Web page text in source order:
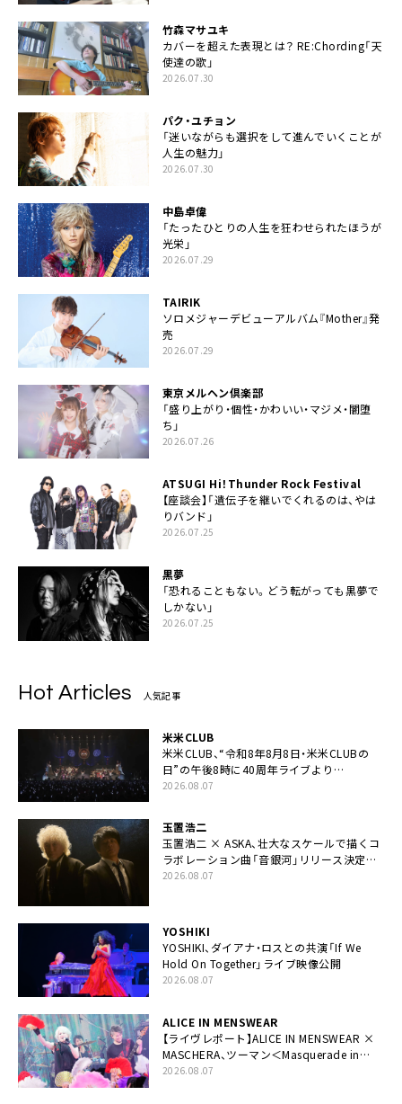
竹森マサユキ
カバーを超えた表現とは？ RE:Chording「天
使達の歌」
2026.07.30
パク・ユチョン
「迷いながらも選択をして進んでいくことが
人生の魅力」
2026.07.30
中島卓偉
「たったひとりの人生を狂わせられたほうが
光栄」
2026.07.29
TAIRIK
ソロメジャーデビューアルバム『Mother』発
売
2026.07.29
東京メルヘン倶楽部
「盛り上がり・個性・かわいい・マジメ・闇堕
ち」
2026.07.26
ATSUGI Hi！Thunder Rock Festival
【座談会】「遺伝子を継いでくれるのは、やは
りバンド」
2026.07.25
黒夢
「恐れることもない。どう転がっても黒夢で
しかない」
2026.07.25
Hot Articles 人気記事
米米CLUB
米米CLUB、“令和8年8月8日・米米CLUBの
日”の午後8時に40周年ライブより
「FANtachy medley」を88年限定公開
2026.08.07
玉置浩二
玉置浩二 × ASKA、壮大なスケールで描くコ
ラボレーション曲「音銀河」リリース決定。
カップリングには新曲「命の宿り」収録も
2026.08.07
YOSHIKI
YOSHIKI、ダイアナ・ロスとの共演「If We
Hold On Together」ライブ映像公開
2026.08.07
ALICE IN MENSWEAR
【ライヴレポート】ALICE IN MENSWEAR ×
MASCHERA、ツーマン＜Masquerade in
Wonderland＞に一夜限り豪華共演と14年
2026.08.07